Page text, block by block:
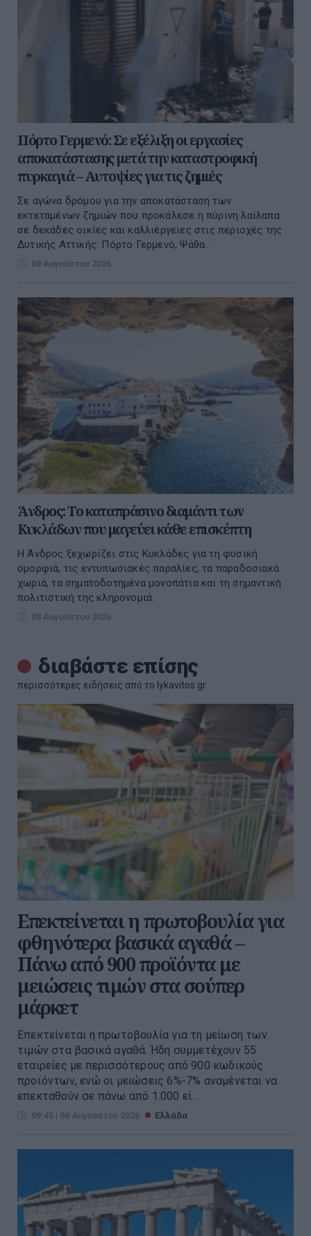
Πόρτο Γερμενό: Σε εξέλιξη οι εργασίες
αποκατάστασης μετά την καταστροφική
πυρκαγιά – Αυτοψίες για τις ζημιές
Σε αγώνα δρόμου για την αποκατάσταση των
εκτεταμένων ζημιών που προκάλεσε η πύρινη λαίλαπα
σε δεκάδες οικίες και καλλιέργειες στις περιοχές της
Δυτικής Αττικής: Πόρτο Γερμενό, Ψάθα...
08 Αυγούστου 2026
Άνδρος: Το καταπράσινο διαμάντι των
Κυκλάδων που μαγεύει κάθε επισκέπτη
Η Άνδρος ξεχωρίζει στις Κυκλάδες για τη φυσική
ομορφιά, τις εντυπωσιακές παραλίες, τα παραδοσιακά
χωριά, τα σηματοδοτημένα μονοπάτια και τη σημαντική
πολιτιστική της κληρονομιά.
08 Αυγούστου 2026
διαβάστε επίσης
περισσότερες ειδήσεις από το lykavitos.gr
Επεκτείνεται η πρωτοβουλία για
φθηνότερα βασικά αγαθά –
Πάνω από 900 προϊόντα με
μειώσεις τιμών στα σούπερ
μάρκετ
Επεκτείνεται η πρωτοβουλία για τη μείωση των
τιμών στα βασικά αγαθά. Ήδη συμμετέχουν 55
εταιρείες με περισσότερους από 900 κωδικούς
προϊόντων, ενώ οι μειώσεις 6%-7% αναμένεται να
επεκταθούν σε πάνω από 1.000 εί...
09:45 | 08 Αυγούστου 2026 Ελλάδα